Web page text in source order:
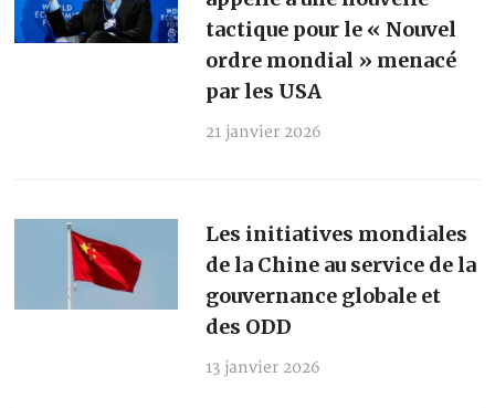
tactique pour le « Nouvel
ordre mondial » menacé
par les USA
21 janvier 2026
Les initiatives mondiales
de la Chine au service de la
gouvernance globale et
des ODD
13 janvier 2026